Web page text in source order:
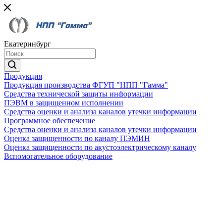
Екатеринбург
Продукция
Продукция производства ФГУП "НПП "Гамма"
Средства технической защиты информации
ПЭВМ в защищенном исполнении
Средства оценки и анализа каналов утечки информации
Программное обеспечение
Средства оценки и анализа каналов утечки информации
Оценка защищенности по каналу ПЭМИН
Оценка защищенности по акустоэлектрическому каналу
Вспомогательное оборудование